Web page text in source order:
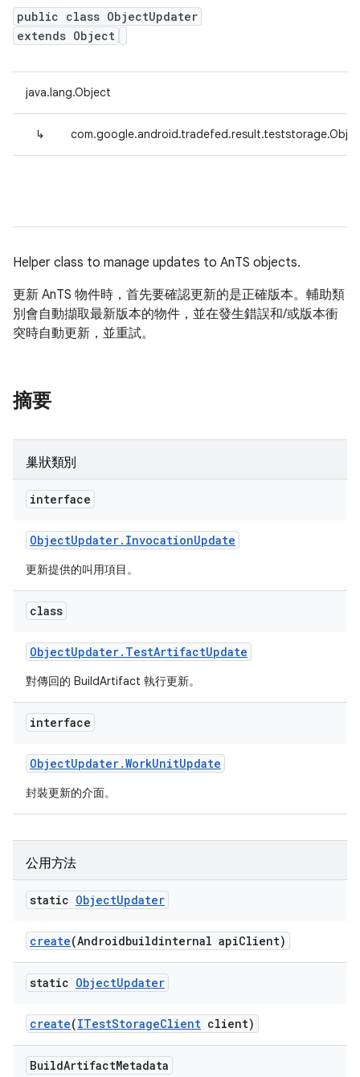
public class ObjectUpdater
extends Object
java.lang.Object
↳
Helper class to manage updates to AnTS objects.
更新 AnTS 物件時，首先要確認更新的是正確版本。輔助類
別會自動擷取最新版本的物件，並在發生錯誤和/或版本衝
突時自動更新，並重試。
摘要
巢狀類別
interface
ObjectUpdater. InvocationUpdate
更新提供的叫用項目。
class
ObjectUpdater. TestArtifactUpdate
對傳回的 BuildArtifact 執行更新。
interface
ObjectUpdater.WorkUnitUpdate
封裝更新的介面。
公用方法
static ObjectUpdater
create(Androidbuildinternal apiClient)
static ObjectUpdater
create(ITestStorageClient client)
BuildArtifactMetadata